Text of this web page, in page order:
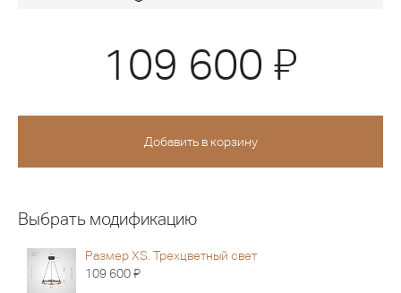
109 600 Я
Выбрать модификацию
Размер XS. Трехцветный свет
109 600Я